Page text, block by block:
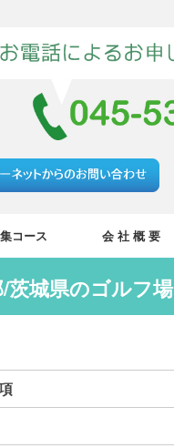
コース 会 社 概 要
茨城県のゴルフ場